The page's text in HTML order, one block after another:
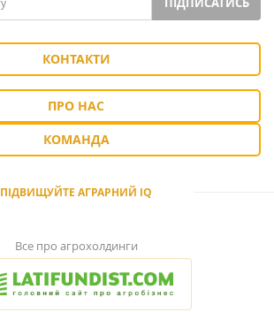
КОНТАКТИ
ПРО НАС
КОМАНДА
ПІДВИЩУЙТЕ АГРАРНИЙ IQ
Все про агрохолдинги